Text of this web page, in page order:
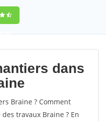
60
dans
Braine ? Comment
travaux Braine ? En